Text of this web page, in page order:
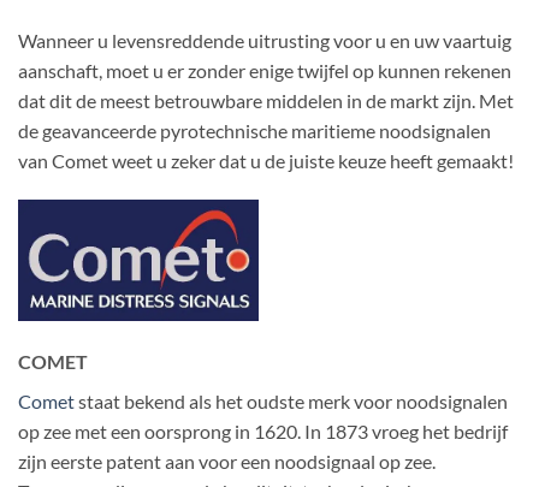
Wanneer u levensreddende uitrusting voor u en uw vaartuig
aanschaft, moet u er zonder enige twijfel op kunnen rekenen
dat dit de meest betrouwbare middelen in de markt zijn. Met
de geavanceerde pyrotechnische maritieme noodsignalen
van Comet weet u zeker dat u de juiste keuze heeft gemaakt!
COMET
Cometstaat bekend als het oudste merk voor noodsignalen
op zee met een oorsprong in 1620. In 1873 vroeg het bedrijf
zijn eerste patent aan voor een noodsignaal op zee.